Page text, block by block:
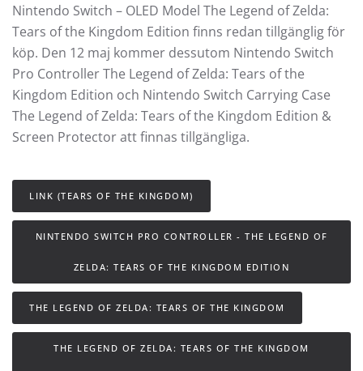
Nintendo Switch – OLED Model The Legend of Zelda:
Tears of the Kingdom Edition finns redan tillgänglig för
köp. Den 12 maj kommer dessutom Nintendo Switch
Pro Controller The Legend of Zelda: Tears of the
Kingdom Edition och Nintendo Switch Carrying Case
The Legend of Zelda: Tears of the Kingdom Edition &
Screen Protector att finnas tillgängliga.
LINK (TEARS OF THE KINGDOM)
NINTENDO SWITCH PRO CONTROLLER - THE LEGEND OF
ZELDA: TEARS OF THE KINGDOM EDITION
THE LEGEND OF ZELDA: TEARS OF THE KINGDOM
THE LEGEND OF ZELDA: TEARS OF THE KINGDOM